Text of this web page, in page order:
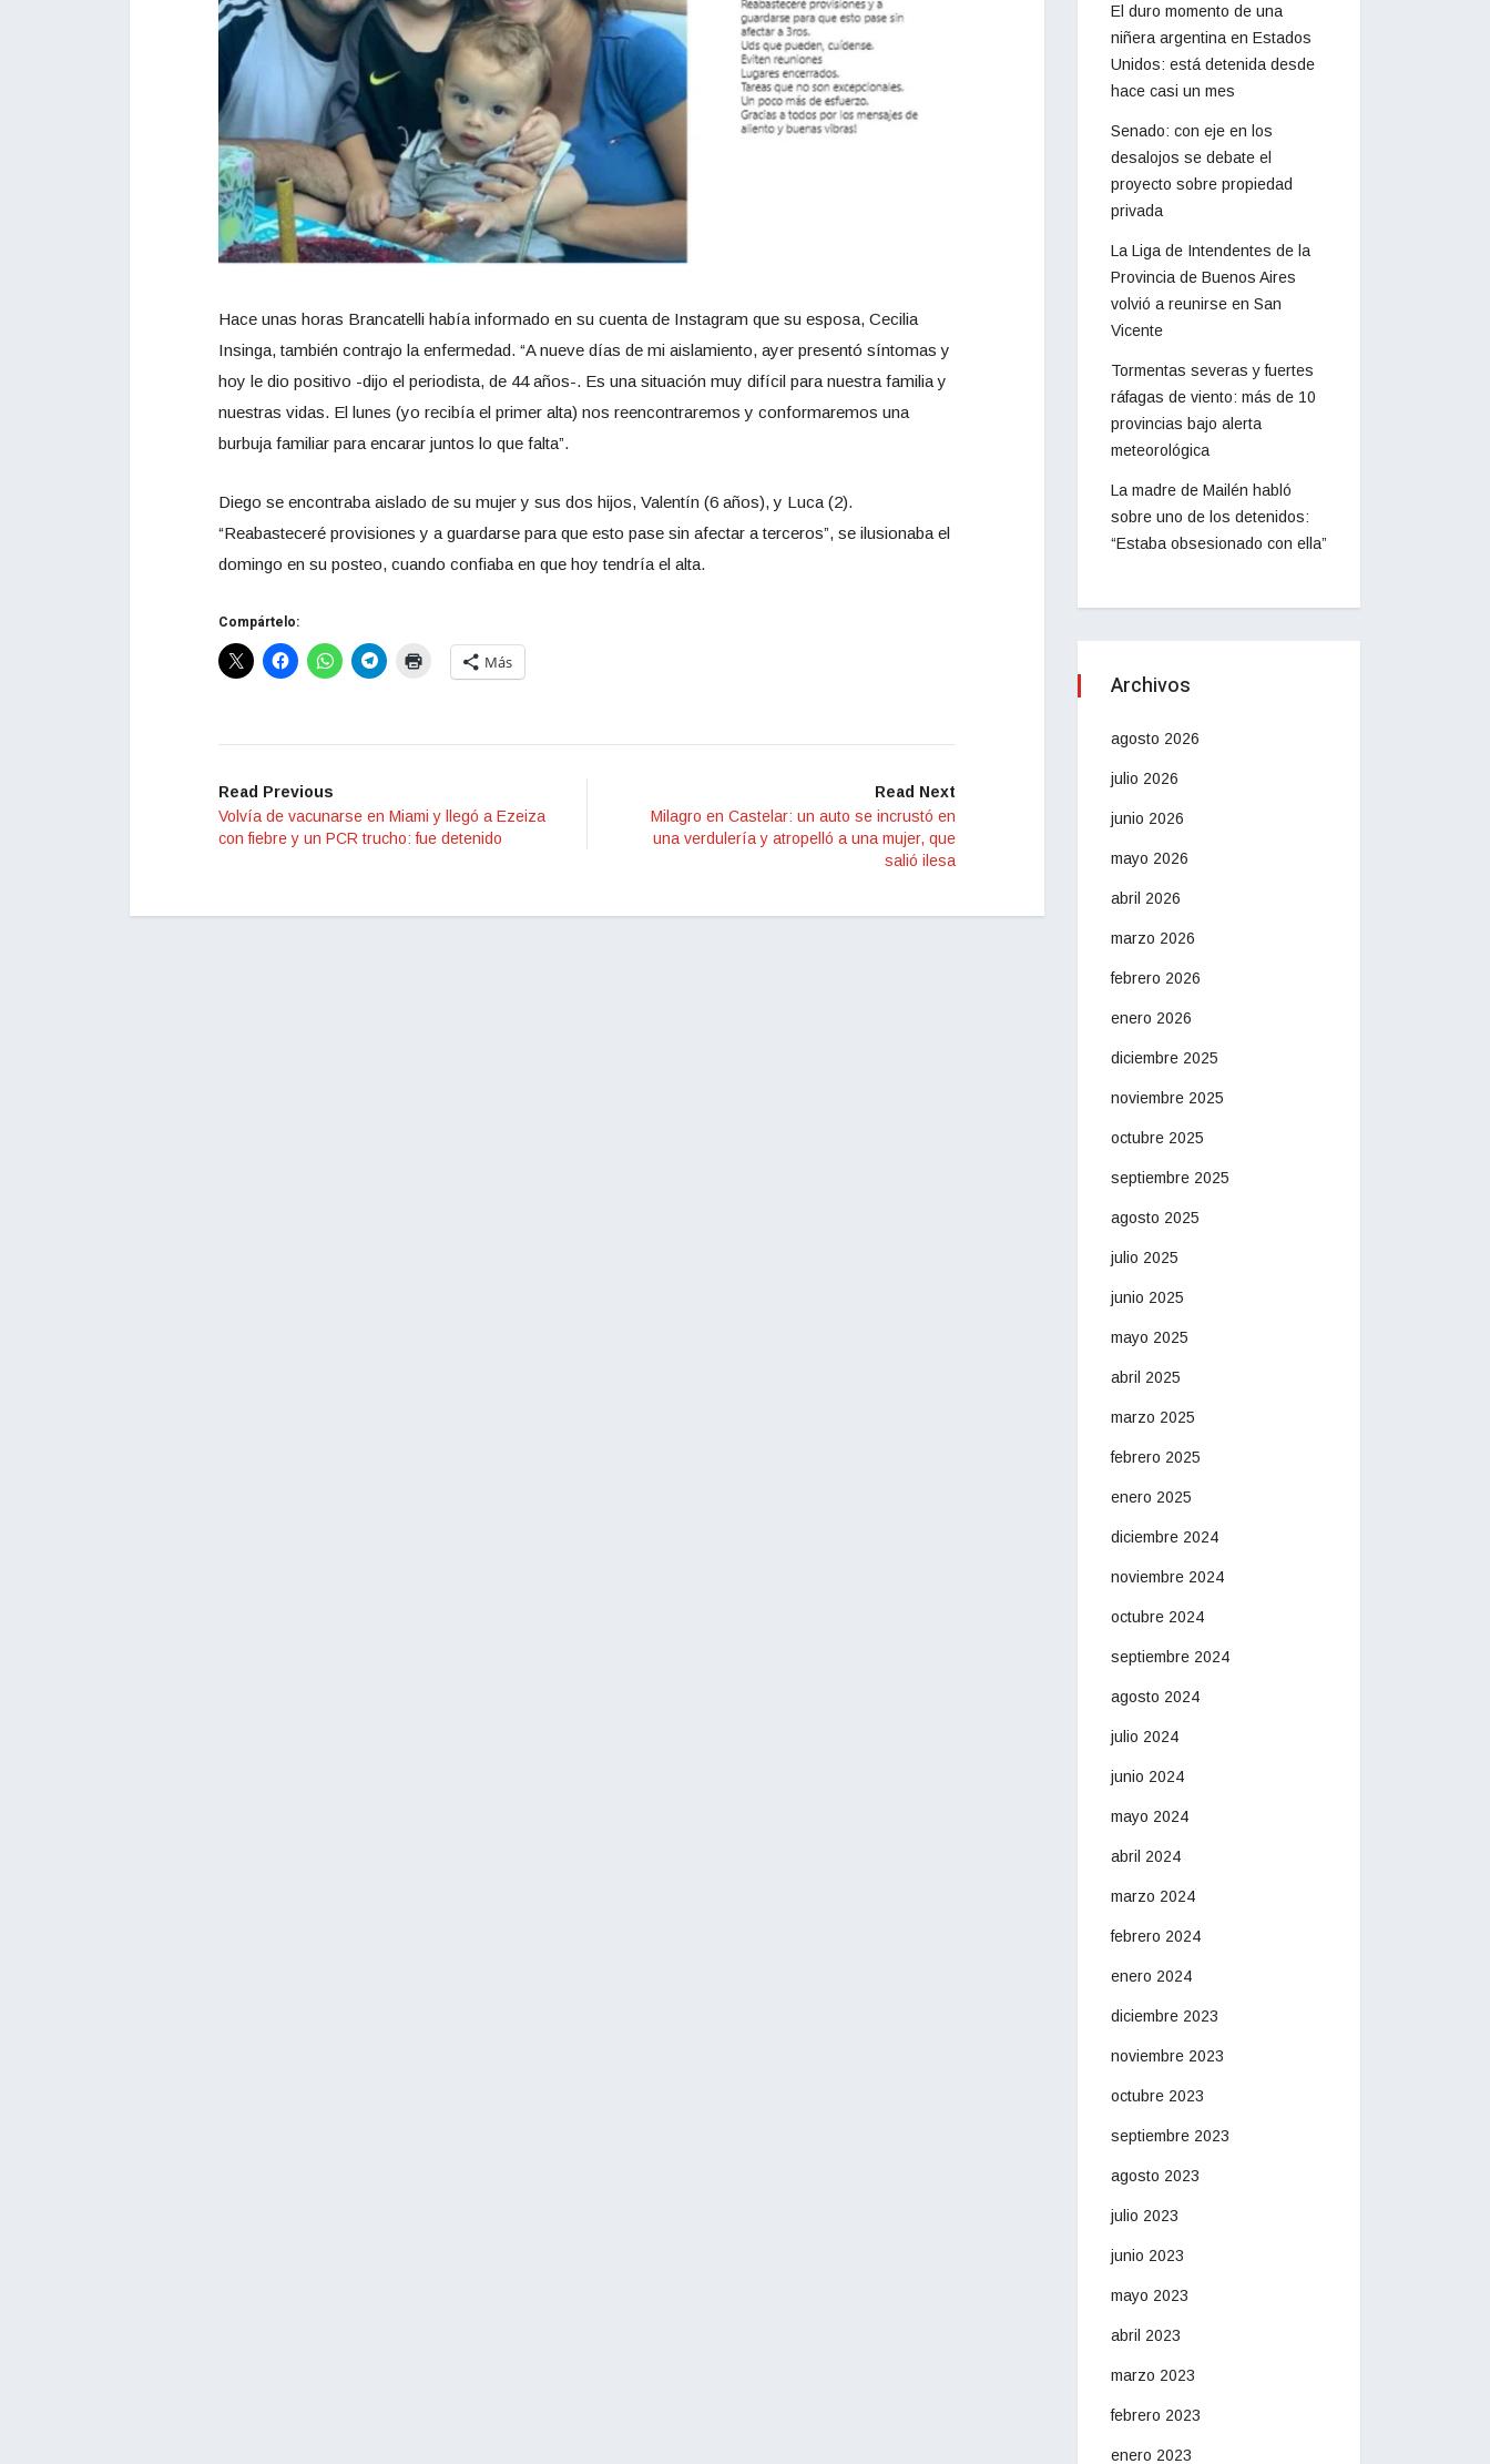
Hace unas horas Brancatelli había informado en su cuenta de Instagram que su esposa, Cecilia
Insinga, también contrajo la enfermedad. “A nueve días de mi aislamiento, ayer presentó síntomas y
hoy le dio positivo -dijo el periodista, de 44 años-. Es una situación muy difícil para nuestra familia y
nuestras vidas. El lunes (yo recibía el primer alta) nos reencontraremos y conformaremos una
burbuja familiar para encarar juntos lo que falta”.
Diego se encontraba aislado de su mujer y sus dos hijos, Valentín (6 años), y Luca (2).
“Reabasteceré provisiones y a guardarse para que esto pase sin afectar a terceros”, se ilusionaba el
domingo en su posteo, cuando confiaba en que hoy tendría el alta.
Compártelo:
Más
Read Previous
Volvía de vacunarse en Miami y llegó a Ezeiza
con fiebre y un PCR trucho: fue detenido
Read Next
Milagro en Castelar: un auto se incrustó en
una verdulería y atropelló a una mujer, que
salió ilesa
El duro momento de una
niñera argentina en Estados
Unidos: está detenida desde
hace casi un mes
Senado: con eje en los
desalojos se debate el
proyecto sobre propiedad
privada
La Liga de Intendentes de la
Provincia de Buenos Aires
volvió a reunirse en San
Vicente
Tormentas severas y fuertes
ráfagas de viento: más de 10
provincias bajo alerta
meteorológica
La madre de Mailén habló
sobre uno de los detenidos:
“Estaba obsesionado con ella”
Archivos
agosto 2026
julio 2026
junio 2026
mayo 2026
abril 2026
marzo 2026
febrero 2026
enero 2026
diciembre 2025
noviembre 2025
octubre 2025
septiembre 2025
agosto 2025
julio 2025
junio 2025
mayo 2025
abril 2025
marzo 2025
febrero 2025
enero 2025
diciembre 2024
noviembre 2024
octubre 2024
septiembre 2024
agosto 2024
julio 2024
junio 2024
mayo 2024
abril 2024
marzo 2024
febrero 2024
enero 2024
diciembre 2023
noviembre 2023
octubre 2023
septiembre 2023
agosto 2023
julio 2023
junio 2023
mayo 2023
abril 2023
marzo 2023
febrero 2023
enero 2023